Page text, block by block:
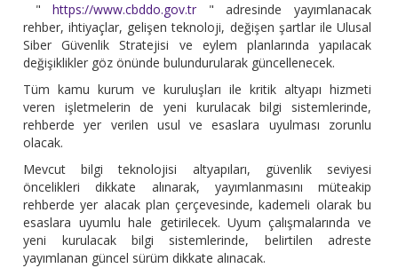
"https://www.cbddo.gov.tr " adresinde yayımlanacak
rehber, ihtiyaçlar, gelişen teknoloji, değişen şartlar ile Ulusal
Siber Güvenlik Stratejisi ve eylem planlarında yapılacak
değişiklikler göz önünde bulundurularak güncellenecek.
Tüm kamu kurum ve kuruluşları ile kritik altyapı hizmeti
veren işletmelerin de yeni kurulacak bilgi sistemlerinde,
rehberde yer verilen usul ve esaslara uyulması zorunlu
olacak.
Mevcut bilgi teknolojisi altyapıları, güvenlik seviyesi
öncelikleri dikkate alınarak, yayımlanmasını müteakip
rehberde yer alacak plan çerçevesinde, kademeli olarak bu
esaslara uyumlu hale getirilecek. Uyum çalışmalarında ve
yeni kurulacak bilgi sistemlerinde, belirtilen adreste
yayımlanan güncel sürüm dikkate alınacak.